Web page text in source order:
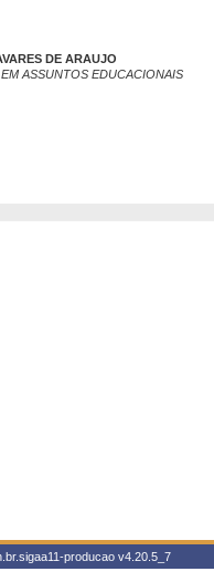
DE ARAUJO
ASSUNTOS EDUCACIONAIS
producao v4.20.5_7